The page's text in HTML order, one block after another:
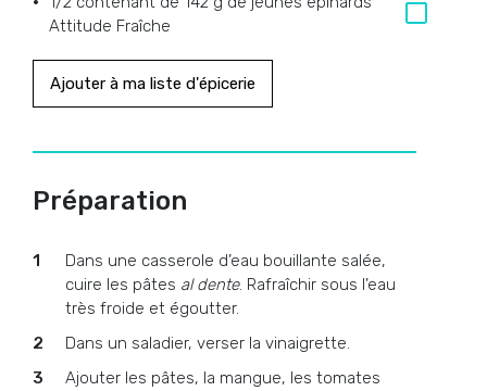
Attitude Fraîche
Ajouter à ma liste d'épicerie
Préparation
Dans une casserole d’eau bouillante salée,
cuire les pâtes al dente. Rafraîchir sous l’eau
très froide et égoutter.
Dans un saladier, verser la vinaigrette.
Ajouter les pâtes, la mangue, les tomates